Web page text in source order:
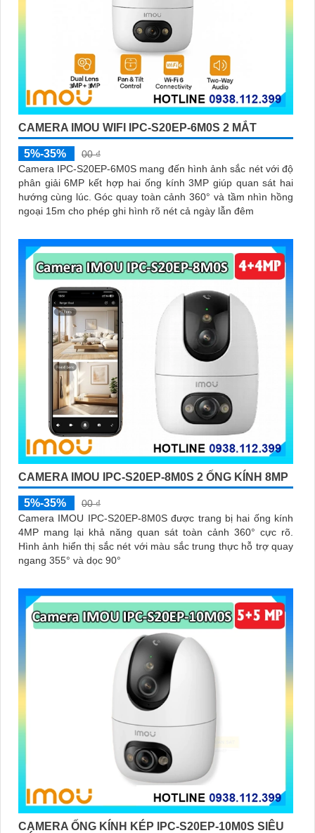
CAMERA IMOU WIFI IPC-S20EP-6M0S 2 MẮT
5%-35%
00 ₫
Camera IPC-S20EP-6M0S mang đến hình ảnh sắc nét với độ
phân giải 6MP kết hợp hai ống kính 3MP giúp quan sát hai
hướng cùng lúc. Góc quay toàn cảnh 360° và tầm nhìn hồng
ngoại 15m cho phép ghi hình rõ nét cả ngày lẫn đêm
CAMERA IMOU IPC-S20EP-8M0S 2 ỐNG KÍNH 8MP
5%-35%
00 ₫
Camera IMOU IPC-S20EP-8M0S được trang bị hai ống kính
4MP mang lại khả năng quan sát toàn cảnh 360° cực rõ.
Hình ảnh hiển thị sắc nét với màu sắc trung thực hỗ trợ quay
ngang 355° và dọc 90°
CAMERA ỐNG KÍNH KÉP IPC-S20EP-10M0S SIÊU